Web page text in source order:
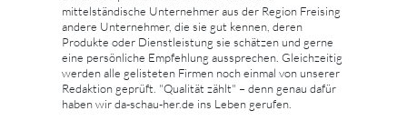
mittelständische Unternehmer aus der Region Freising
andere Unternehmer, die sie gut kennen, deren
Produkte oder Dienstleistung sie schätzen und gerne
eine persönliche Empfehlung aussprechen. Gleichzeitig
werden alle gelisteten Firmen noch einmal von unserer
Redaktion geprüft. "Qualität zählt" – denn genau dafür
haben wir da-schau-her.de ins Leben gerufen.